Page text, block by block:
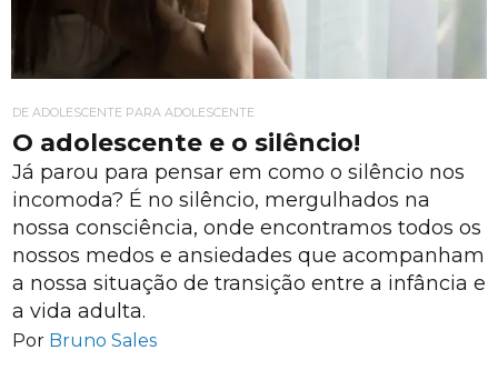
DE ADOLESCENTE PARA ADOLESCENTE
O adolescente e o silêncio!
Já parou para pensar em como o silêncio nos
incomoda? É no silêncio, mergulhados na
nossa consciência, onde encontramos todos os
nossos medos e ansiedades que acompanham
a nossa situação de transição entre a infância e
a vida adulta.
Por Bruno Sales